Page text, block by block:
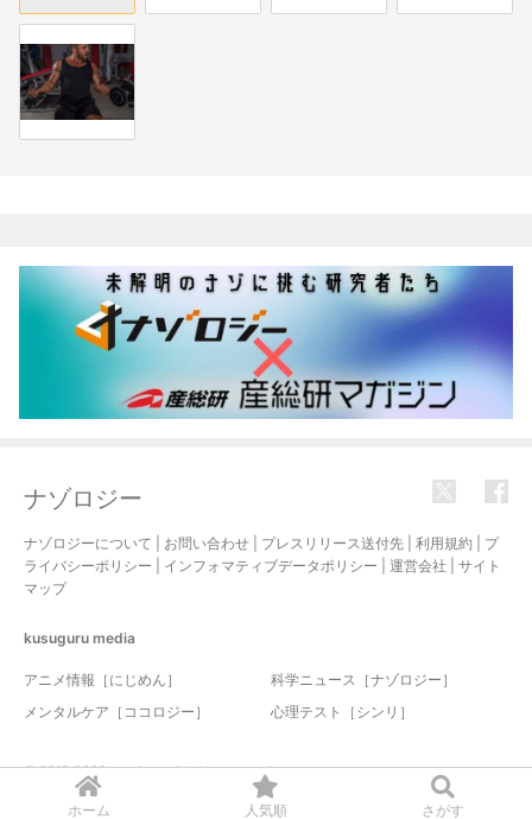
ホーム 人気順 さがす
ナゾロジー
ナゾロジーについて お問い合わせ プレスリリース送付先 利用規約
プ
ライバシーポリシー
インフォマティブデータポリシー 運営会社
サイト
マップ
kusuguru media
アニメ情報［にじめん］
科学ニュース［ナゾロジー］
メンタルケア［ココロジー］
心理テスト［シンリ］
© 2017-2026 nazology. all rights reserved.